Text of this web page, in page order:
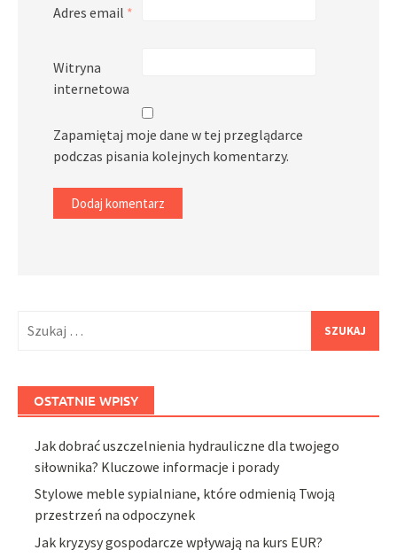
Adres email *
Witryna
internetowa
Zapamiętaj moje dane w tej przeglądarce
podczas pisania kolejnych komentarzy.
OSTATNIE WPISY
Jak dobrać uszczelnienia hydrauliczne dla twojego
siłownika? Kluczowe informacje i porady
Stylowe meble sypialniane, które odmienią Twoją
przestrzeń na odpoczynek
Jak kryzysy gospodarcze wpływają na kurs EUR?